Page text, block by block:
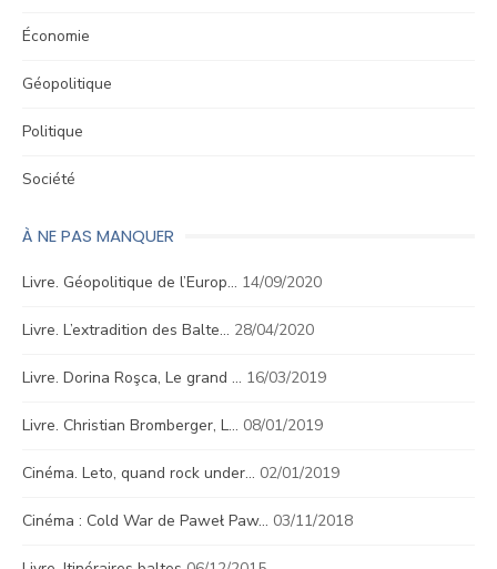
Économie
Géopolitique
Politique
Société
À NE PAS MANQUER
Livre. Géopolitique de l’Europ… 14/09/2020
Livre. L’extradition des Balte… 28/04/2020
Livre. Dorina Roşca, Le grand … 16/03/2019
Livre. Christian Bromberger, L… 08/01/2019
Cinéma. Leto, quand rock under… 02/01/2019
Cinéma : Cold War de Paweł Paw… 03/11/2018